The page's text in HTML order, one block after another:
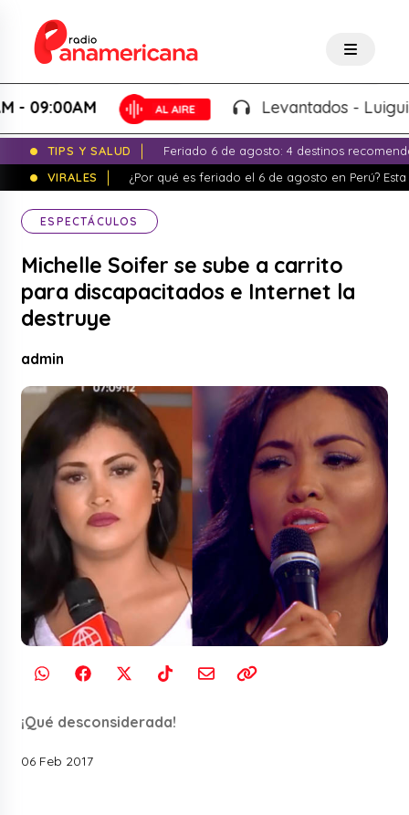
Levantados - Luigui
TIPS Y SALUD
Feriado 6 de agosto: 4 destinos
VIRALES
¿Por qué es feriado el 6 de agosto en Perú?
ESPECTÁCULOS
Michelle Soifer se sube a carrito
para discapacitados e Internet la
destruye
admin
¡Qué desconsiderada!
06 Feb 2017